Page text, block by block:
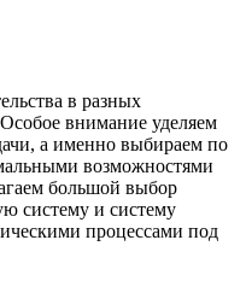
в разных
Особое внимание уделяем
а именно выбираем по
возможностями
большой выбор
систему и систему
процессами под